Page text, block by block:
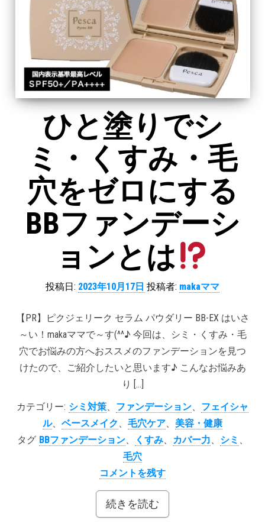
ひと塗りでシ
ミ・くすみ・毛
穴をゼロにする
BBファンデーシ
ョンとは
投稿日: 2023年10月17日 投稿者: makaママ
【PR】ピクジェリーク セラム パウダリー BB-EX はいさ
～い！makaママで～す(^^♪ 今回は、シミ・くすみ・毛
穴でお悩みの方へおススメのファンデーションを見つ
けたので、ご紹介したいと思います♪ こんなお悩みあ
り […]
カテゴリー: シミ対策、 ファンデーション、 フェイシャ
ル、 ベースメイク 、 毛穴ケア、 美容・健康
タグ BBファンデーション、 くすみ、 カバー力、 シミ 、
毛穴
コメントを残す
続きを読む